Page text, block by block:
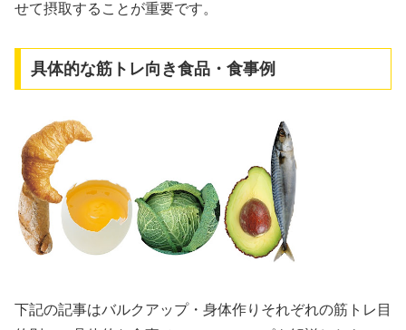
せて摂取することが重要です。
具体的な筋トレ向き食品・食事例
下記の記事はバルクアップ・身体作りそれぞれの筋トレ目